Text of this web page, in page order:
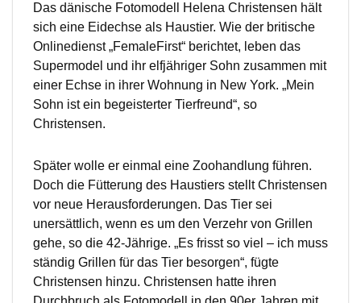
Das dänische Fotomodell Helena Christensen hält
sich eine Eidechse als Haustier. Wie der britische
Onlinedienst „FemaleFirst“ berichtet, leben das
Supermodel und ihr elfjähriger Sohn zusammen mit
einer Echse in ihrer Wohnung in New York. „Mein
Sohn ist ein begeisterter Tierfreund“, so
Christensen.
Später wolle er einmal eine Zoohandlung führen.
Doch die Fütterung des Haustiers stellt Christensen
vor neue Herausforderungen. Das Tier sei
unersättlich, wenn es um den Verzehr von Grillen
gehe, so die 42-Jährige. „Es frisst so viel – ich muss
ständig Grillen für das Tier besorgen“, fügte
Christensen hinzu. Christensen hatte ihren